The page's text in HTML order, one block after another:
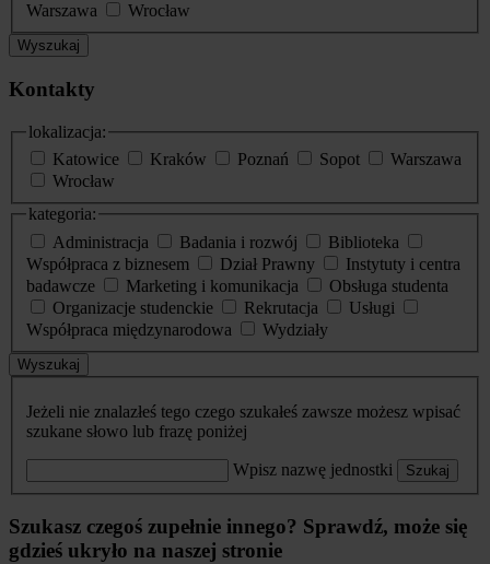
Warszawa
Wrocław
Wyszukaj
Kontakty
lokalizacja:
Katowice
Kraków Poznań Sopot
Warszawa
Wrocław
kategoria:
Administracja
Badania i rozwój
Biblioteka
Współpraca z biznesem
Dział Prawny
Instytuty i centra
badawcze
Marketing i komunikacja
Obsługa studenta
Organizacje studenckie
Rekrutacja
Usługi
Współpraca międzynarodowa
Wydziały
Wyszukaj
Jeżeli nie znalazłeś tego czego szukałeś zawsze możesz wpisać
szukane słowo lub frazę poniżej
Wpisz nazwę jednostki Szukaj
Szukasz czegoś zupełnie innego? Sprawdź, może się
gdzieś ukryło na naszej stronie